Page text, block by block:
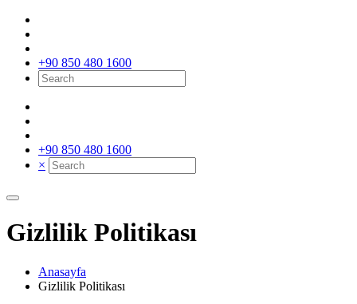
+90 850 480 1600
+90 850 480 1600
×
Gizlilik Politikası
Anasayfa
Gizlilik Politikası